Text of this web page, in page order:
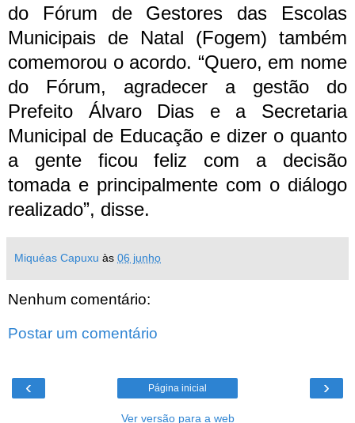
do Fórum de Gestores das Escolas
Municipais de Natal (Fogem) também
comemorou o acordo. “Quero, em nome
do Fórum, agradecer a gestão do
Prefeito Álvaro Dias e a Secretaria
Municipal de Educação e dizer o quanto
a gente ficou feliz com a decisão
tomada e principalmente com o diálogo
realizado”, disse.
Miquéas Capuxu às 06 junho
Nenhum comentário:
Postar um comentário
‹ ›
Página inicial
Ver versão para a web